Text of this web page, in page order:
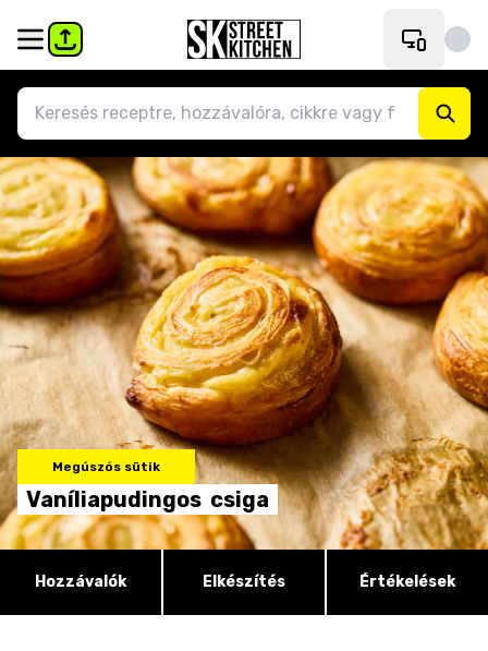
Megúszós sütik
Vaníliapudingos csiga
Hozzávalók Elkészítés Értékelések